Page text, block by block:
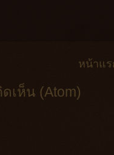
หน้าแร
เห็น (Atom)